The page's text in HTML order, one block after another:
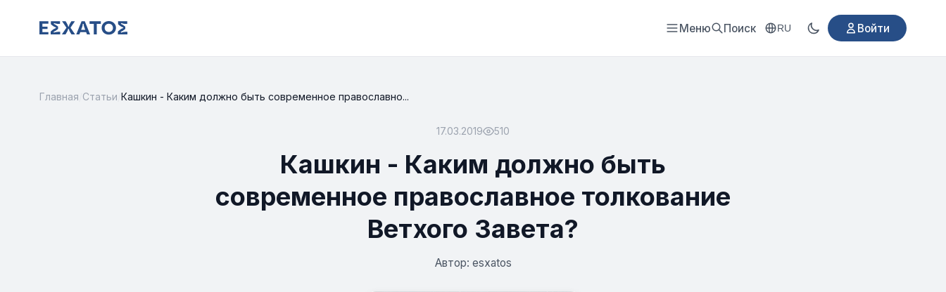
Меню Поиск RU Войти
Главная Статьи Кашкин - Каким должно быть современное православно...
17.03.2019 510
Кашкин - Каким должно быть
современное православное толкование
Ветхого Завета?
Автор: esxatos